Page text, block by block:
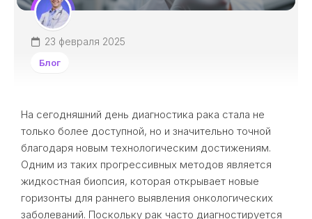
23 февраля 2025
Блог
На сегодняшний день диагностика рака стала не
только более доступной, но и значительно точной
благодаря новым технологическим достижениям.
Одним из таких прогрессивных методов является
жидкостная биопсия, которая открывает новые
горизонты для раннего выявления онкологических
заболеваний. Поскольку рак часто диагностируется